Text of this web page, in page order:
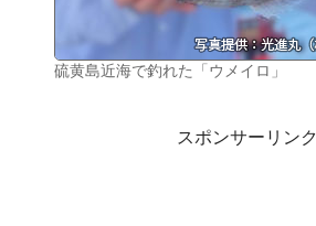
硫黄島近海で釣れた「ウメイロ」
スポンサーリンク